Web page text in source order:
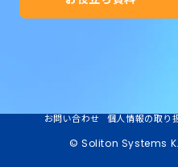
© Soliton Systems
お問い合わせ 個人情報の取り